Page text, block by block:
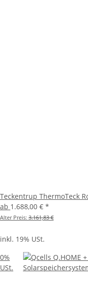
Teckentrup ThermoTeck
ab 1.688,00 € *
Alter Preis: 3.161,83 €
inkl. 19% USt.
0%
USt.